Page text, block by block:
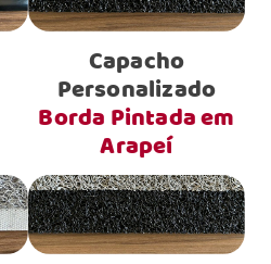
Capacho
Personalizado
Borda Pintada em
Arapeí